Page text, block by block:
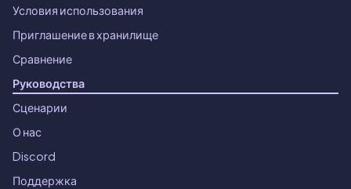
Условия использования
Приглашение в хранилище
Сравнение
Руководства
Сценарии
О нас
Discord
Поддержка